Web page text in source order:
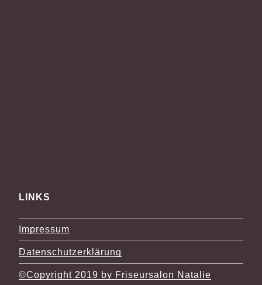
LINKS
Impressum
Datenschutzerklärung
©Copyright 2019 by Friseursalon Natalie